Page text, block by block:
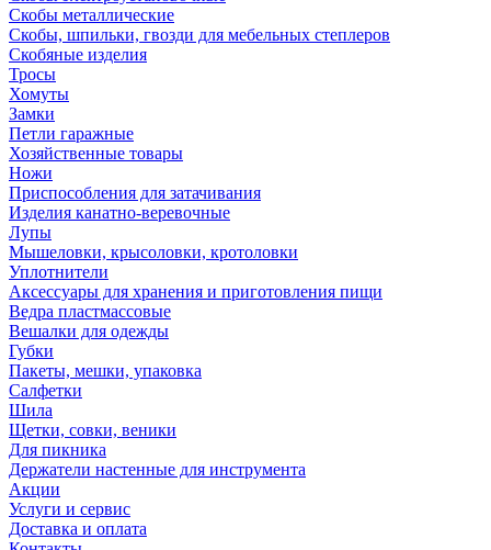
Скобы металлические
Скобы, шпильки, гвозди для мебельных степлеров
Скобяные изделия
Тросы
Хомуты
Замки
Петли гаражные
Хозяйственные товары
Ножи
Приспособления для затачивания
Изделия канатно-веревочные
Лупы
Мышеловки, крысоловки, кротоловки
Уплотнители
Аксессуары для хранения и приготовления пищи
Ведра пластмассовые
Вешалки для одежды
Губки
Пакеты, мешки, упаковка
Салфетки
Шила
Щетки, совки, веники
Для пикника
Держатели настенные для инструмента
Акции
Услуги и сервис
Доставка и оплата